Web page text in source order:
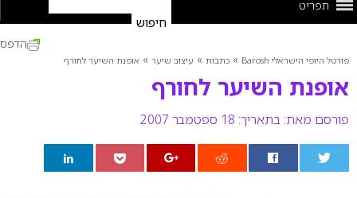
תפריט
פורטל היופי הישראלי Barosh » כתבות » עיצוב שיער » אופנת השיער לחורף
אופנת השיער לחורף
פורסם מאת: בתאריך: 18 ספטמבר 2007
הדפס